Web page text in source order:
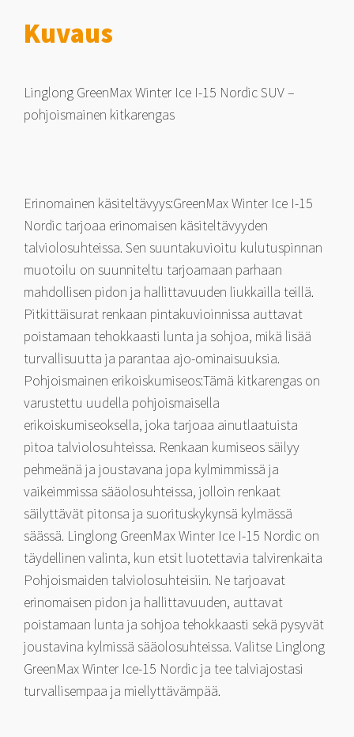
Kuvaus
Linglong GreenMax Winter Ice I-15 Nordic SUV –
pohjoismainen kitkarengas
Erinomainen käsiteltävyys:GreenMax Winter Ice I-15
Nordic tarjoaa erinomaisen käsiteltävyyden
talviolosuhteissa. Sen suuntakuvioitu kulutuspinnan
muotoilu on suunniteltu tarjoamaan parhaan
mahdollisen pidon ja hallittavuuden liukkailla teillä.
Pitkittäisurat renkaan pintakuvioinnissa auttavat
poistamaan tehokkaasti lunta ja sohjoa, mikä lisää
turvallisuutta ja parantaa ajo-ominaisuuksia.
Pohjoismainen erikoiskumiseos:Tämä kitkarengas on
varustettu uudella pohjoismaisella
erikoiskumiseoksella, joka tarjoaa ainutlaatuista
pitoa talviolosuhteissa. Renkaan kumiseos säilyy
pehmeänä ja joustavana jopa kylmimmissä ja
vaikeimmissa sääolosuhteissa, jolloin renkaat
säilyttävät pitonsa ja suorituskykynsä kylmässä
säässä. Linglong GreenMax Winter Ice I-15 Nordic on
täydellinen valinta, kun etsit luotettavia talvirenkaita
Pohjoismaiden talviolosuhteisiin. Ne tarjoavat
erinomaisen pidon ja hallittavuuden, auttavat
poistamaan lunta ja sohjoa tehokkaasti sekä pysyvät
joustavina kylmissä sääolosuhteissa. Valitse Linglong
GreenMax Winter Ice-15 Nordic ja tee talviajostasi
turvallisempaa ja miellyttävämpää.